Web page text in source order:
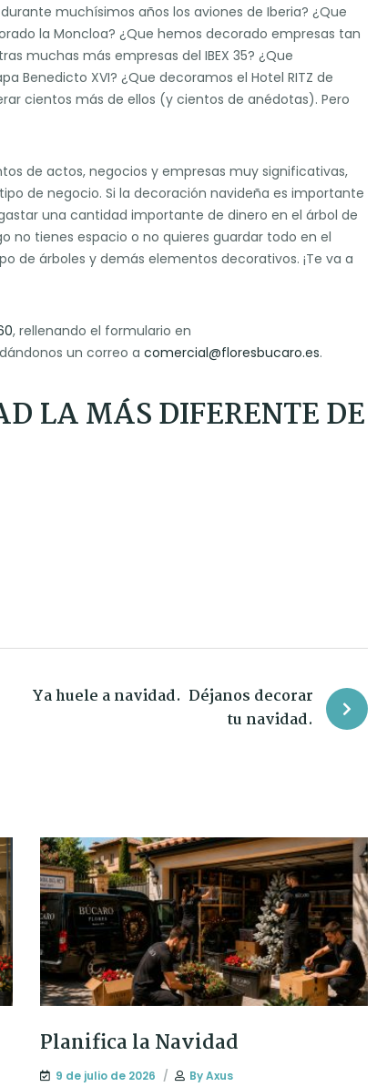
muchísimos años los aviones de Iberia? ¿Que
la Moncloa? ¿Que hemos decorado empresas tan
muchas más empresas del IBEX 35? ¿Que
Benedicto XVI? ¿Que decoramos el Hotel RITZ de
cientos más de ellos (y cientos de anédotas). Pero
de actos, negocios y empresas muy significativas,
de negocio. Si la decoración navideña es importante
una cantidad importante de dinero en el árbol de
no tienes espacio o no quieres guardar todo en el
de árboles y demás elementos decorativos. ¡Te va a
, rellenando el formulario en
un correo a comercial@floresbucaro.es.
LA MÁS DIFERENTE DE
Ya huele a navidad. Déjanos decorar
tu navidad.
Planifica la Navidad
9 de julio de 2026 ByAxus